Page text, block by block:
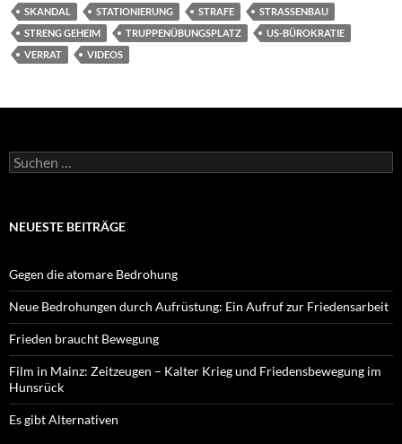
SKANDAL
STATIONIERUNG STRAFE
STRASSENBAU
STRENG GEHEIM
TRUPPENÜBUNGSPLATZ
US-BÜROKRATIE
VERRAT
VIDEOS
Suchen
nach:
NEUESTE BEITRÄGE
Gegen die atomare Bedrohung
Neue Bedrohungen durch Aufrüstung: Ein Aufruf zur Friedensarbeit
Frieden braucht Bewegung
Film in Mainz: Zeitzeugen – Kalter Krieg und Friedensbewegung im
Hunsrück
Es gibt Alternativen